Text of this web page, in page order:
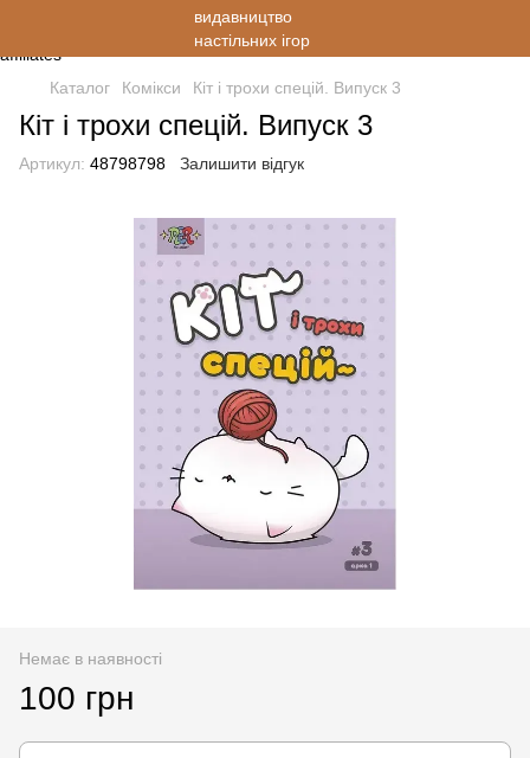
Каталог Комікси Кіт і трохи спецій. Випуск 3
Кіт і трохи спецій. Випуск 3
Артикул: 48798798 Залишити відгук
Немає в наявності
100 грн